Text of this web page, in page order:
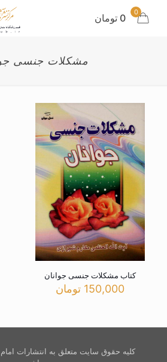
0 0 تومان
مشکلات جنسی
کتاب مشکلات جنسی جوانان
150,000 تومان
کلیه حقوق سایت متعلق به انتشارات